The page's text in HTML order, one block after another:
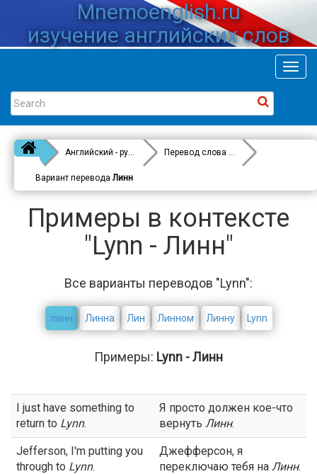
Mnemoenglish.ru
изучение английских слов
Английский - русский Перевод слова
Lynn
Вариант перевода Линн
Примеры в контексте
"Lynn - Линн"
Все варианты переводов "Lynn":
линн Линна Лин Линном Линну Lynn
Примеры: Lynn - Линн
I just have something to
return to Lynn.
Я просто должен кое-что
вернуть Линн.
Jefferson, I'm putting you
through to Lynn.
Джефферсон, я
переключаю тебя на Линн.